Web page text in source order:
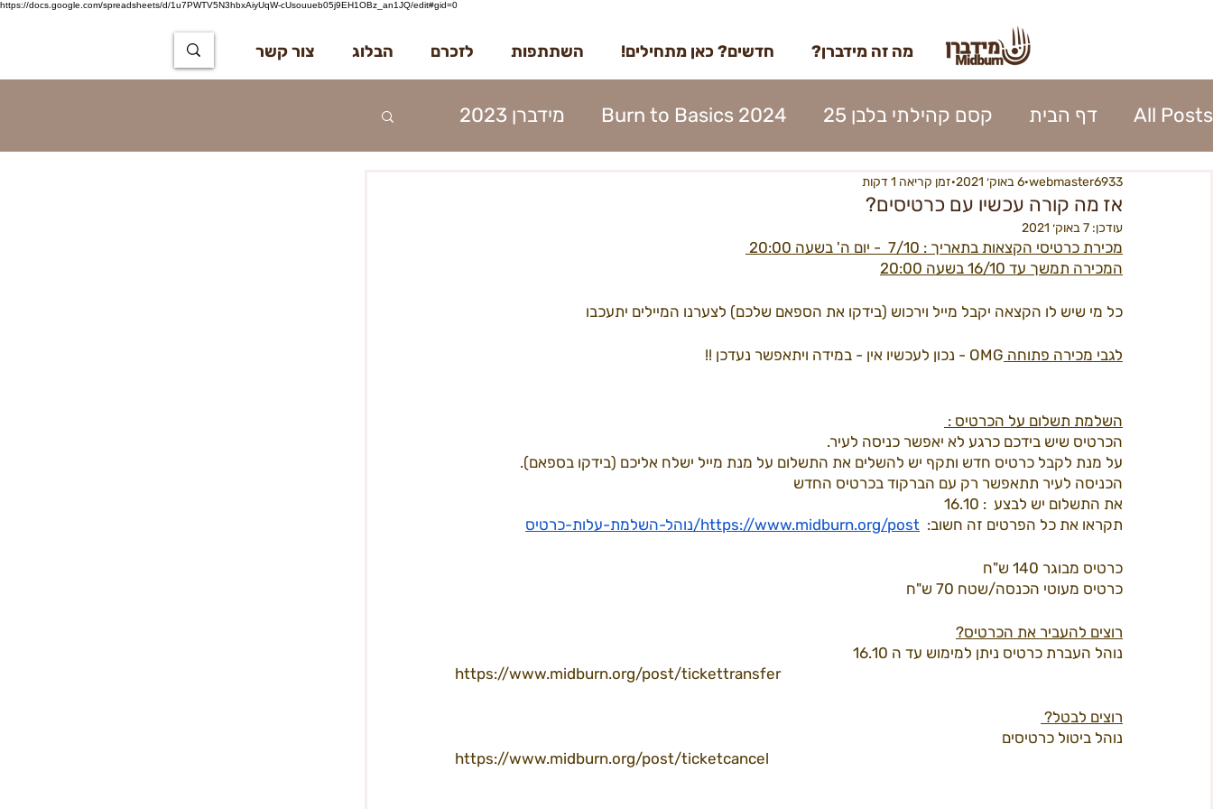
https://docs.google.com/spreadsheets/d/1u7PWTV5N3hbxAiyUqW-cUsouueb05j9EH1OBz_an1JQ/edit#gid=0
מה זה מידברן? חדשים? כאן מתחילים! השתתפות לזכרם הבלוג צור קשר
All Posts דף הבית קסם קהילתי בלבן 25 Burn to Basics 2024 מידברן 2023
השתתפות 2023 כרטוס 2023 אומנות מידברן 2023
נהלי העיר 2023 אפרוחים 2023 קרן האומנות 2023
פרי קאמפס המדריך ל בדרך למידברן22 ספקים22 עמותה
אז מה קורה עכשיו עם כרטיסים?
webmaster6933 6 באוק׳ 2021 זמן קריאה 1 דקות
עודכן: 7 באוק׳ 2021
מכירת כרטיסי הקצאות בתאריך : 7/10  - יום ה' בשעה 20:00
המכירה תמשך עד 16/10 בשעה 20:00
כל מי שיש לו הקצאה יקבל מייל וירכוש (בידקו את הספאם שלכם) לצערנו המיילים יתעכבו
לגבי מכירה פתוחה OMG - נכון לעכשיו אין - במידה ויתאפשר נעדכן !!
השלמת תשלום על הכרטיס :
הכרטיס שיש בידכם כרגע לא יאפשר כניסה לעיר.
על מנת לקבל כרטיס חדש ותקף יש להשלים את התשלום על מנת מייל ישלח אליכם (בידקו בספאם).
הכניסה לעיר תתאפשר רק עם הברקוד בכרטיס החדש
את התשלום יש לבצע  : 16.10
תקראו את כל הפרטים זה חשוב: https://www.midburn.org/post/נוהל-השלמת-עלות-כרטיס
כרטיס מבוגר 140 ש"ח
כרטיס מעוטי הכנסה/שטח 70 ש"ח
רוצים להעביר את הכרטיס?
נוהל העברת כרטיס ניתן למימוש עד ה 16.10
https://www.midburn.org/post/tickettransfer
רוצים לבטל?
נוהל ביטול כרטיסים
https://www.midburn.org/post/ticketcancel